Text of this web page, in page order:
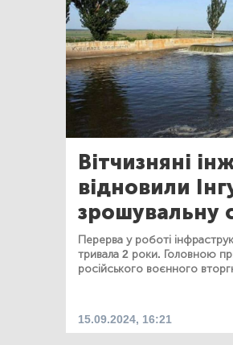
Вітчизняні
відновили
зрошувальну
Перерва у роботі
тривала 2 роки. Головною
російського воєнного
15.09.2024, 16:21